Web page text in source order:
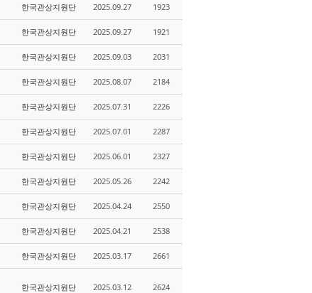
한국관상지원단 2025.09.27 1923
한국관상지원단 2025.09.27 1921
한국관상지원단 2025.09.03 2031
한국관상지원단 2025.08.07 2184
한국관상지원단 2025.07.31 2226
한국관상지원단 2025.07.01 2287
한국관상지원단 2025.06.01 2327
한국관상지원단 2025.05.26 2242
한국관상지원단 2025.04.24 2550
한국관상지원단 2025.04.21 2538
한국관상지원단 2025.03.17 2661
한국관상지원단 2025.03.12 2624